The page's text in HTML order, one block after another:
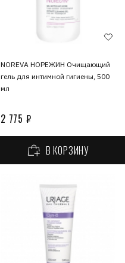
NOREVA НОРЕЖИН Очищающий
гель для интимной гигиены, 500
мл
2 775 ₽
В КОРЗИНУ